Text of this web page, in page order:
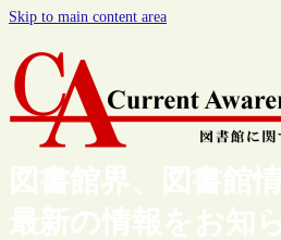
Skip to main content area
図書館界、図書館
最新の情報をお知